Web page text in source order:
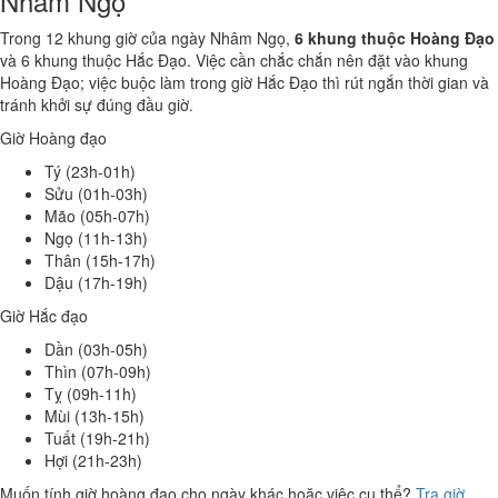
Trong 12 khung giờ của ngày Nhâm Ngọ, 6 khung thuộc Hoàng Đạo
và 6 khung thuộc Hắc Đạo. Việc cần chắc chắn nên đặt vào khung
Hoàng Đạo; việc buộc làm trong giờ Hắc Đạo thì rút ngắn thời gian và
tránh khởi sự đúng đầu giờ.
Giờ Hoàng đạo
Tý (23h-01h)
Sửu (01h-03h)
Mão (05h-07h)
Ngọ (11h-13h)
Thân (15h-17h)
Dậu (17h-19h)
Giờ Hắc đạo
Dần (03h-05h)
Thìn (07h-09h)
Tỵ (09h-11h)
Mùi (13h-15h)
Tuất (19h-21h)
Hợi (21h-23h)
Muốn tính giờ hoàng đạo cho ngày khác hoặc việc cụ thể? Tra giờ